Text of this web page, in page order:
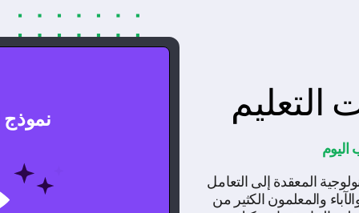
التعليم
المعقدة إلى التعامل
والمعلمون الكثير من
نموذج